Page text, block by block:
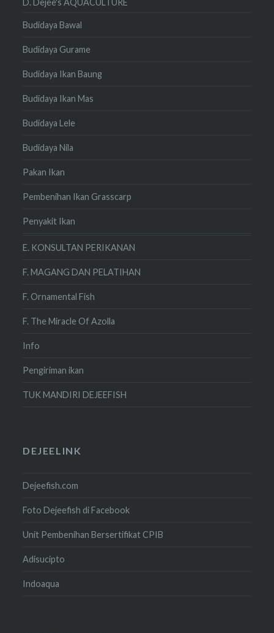
Budidaya Bawal
Budidaya Gurame
Budidaya Ikan Baung
Budidaya Ikan Mas
Budidaya Lele
Budidaya Nila
Pakan Ikan
Pembenihan Ikan Grasscarp
Penyakit Ikan
E. KONSULTAN PERIKANAN
F. MAGANG DAN PELATIHAN
F. Ornamental Fish
F. The Miracle Of Azolla
Info
Pengiriman ikan
TUK MANDIRI DEJEEFISH
DEJEELINK
Dejeefish.com
Foto Dejeefish di Facebook
Unit Pembenihan Bersertifikat CPIB
Adisucipto
Indoaqua